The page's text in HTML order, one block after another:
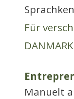
Für
DANMARK
Manuelt